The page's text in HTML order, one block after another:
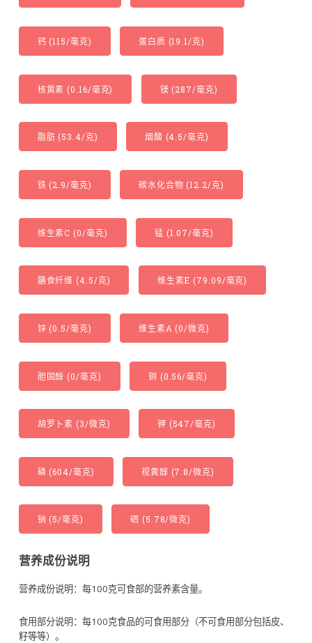
钙 (115/毫克) 蛋白质 (19.1/克)
核黄素 (0.16/毫克) 镁 (287/毫克)
脂肪 (53.4/克) 烟酸 (4.5/毫克)
铁 (2.9/毫克) 碳水化合物 (12.2/克)
维生素C (0/毫克) 锰 (1.07/毫克)
膳食纤维 (4.5/克) 维生素E (79.09/毫克)
锌 (0.5/毫克) 维生素A (0/微克)
胆固醇 (0/毫克) 铜 (0.56/毫克)
胡罗卜素 (3/微克) 钾 (547/毫克)
磷 (604/毫克) 视黄醇 (7.8/微克)
钠 (5/毫克) 硒 (5.78/微克)
营养成份说明
营养成份说明：每100克可食部的营养素含量。
食用部分说明：每100克食品的可食用部分（不可食用部分包括皮、
籽等等）。